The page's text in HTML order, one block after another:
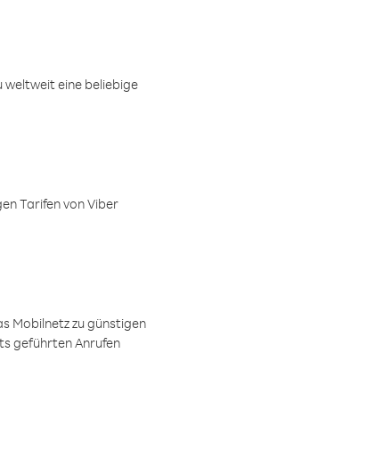
weltweit eine beliebige
Tarifen von Viber
Mobilnetz zu günstigen
geführten Anrufen